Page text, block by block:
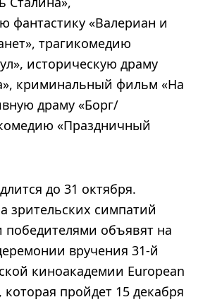
фантастику «Валериан и
трагикомедию
историческую драму
криминальный фильм «На
драму «Борг/
«Праздничный
до 31 октября.
зрительских симпатий
победителями объявят на
вручения 31-й
киноакадемии European
которая пройдет 15 декабря